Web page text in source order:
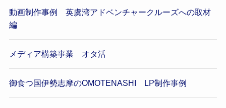
動画制作事例 英虞湾アドベンチャークルーズへの取材
編
メディア構築事業 オタ活
御食つ国伊勢志摩のOMOTENASHI LP制作事例